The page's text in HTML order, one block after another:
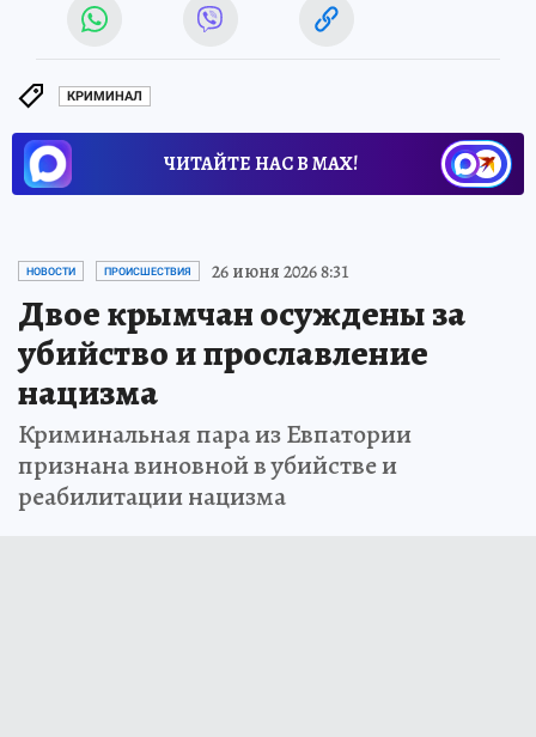
КРИМИНАЛ
ЧИТАЙТЕ НАС В МАХ!
НОВОСТИ ПРОИСШЕСТВИЯ 26 июня 2026 8:31
Двое крымчан осуждены за
убийство и прославление
нацизма
Криминальная пара из Евпатории
признана виновной в убийстве и
реабилитации нацизма